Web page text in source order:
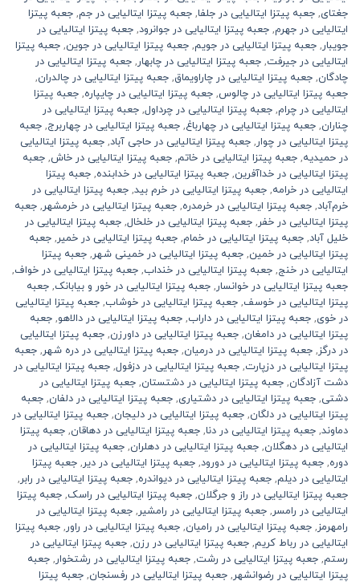
جغتای, جعبه پیتزا ایتالیایی در جلفا, جعبه پیتزا ایتالیایی در جم, جعبه پیتزا
ایتالیایی در جهرم, جعبه پیتزا ایتالیایی در جوانرود, جعبه پیتزا ایتالیایی در
جویبار, جعبه پیتزا ایتالیایی در جویم, جعبه پیتزا ایتالیایی در جوین, جعبه پیتزا
ایتالیایی در جیرفت, جعبه پیتزا ایتالیایی در چابهار, جعبه پیتزا ایتالیایی در
چادگان, جعبه پیتزا ایتالیایی در چاراویماق, جعبه پیتزا ایتالیایی در چالدران,
جعبه پیتزا ایتالیایی در چالوس, جعبه پیتزا ایتالیایی در چایپاره, جعبه پیتزا
ایتالیایی در چرام, جعبه پیتزا ایتالیایی در چرداول, جعبه پیتزا ایتالیایی در
چناران, جعبه پیتزا ایتالیایی در چهارباغ, جعبه پیتزا ایتالیایی در چهاربرج, جعبه
پیتزا ایتالیایی در چوار, جعبه پیتزا ایتالیایی در حاجی آباد, جعبه پیتزا ایتالیایی
در حمیدیه, جعبه پیتزا ایتالیایی در خاتم, جعبه پیتزا ایتالیایی در خاش, جعبه
پیتزا ایتالیایی در خداآفرین, جعبه پیتزا ایتالیایی در خدابنده, جعبه پیتزا
ایتالیایی در خرامه, جعبه پیتزا ایتالیایی در خرم بید, جعبه پیتزا ایتالیایی در
خرم‌آباد, جعبه پیتزا ایتالیایی در خرمدره, جعبه پیتزا ایتالیایی در خرمشهر, جعبه
پیتزا ایتالیایی در خفر, جعبه پیتزا ایتالیایی در خلخال, جعبه پیتزا ایتالیایی در
خلیل آباد, جعبه پیتزا ایتالیایی در خمام, جعبه پیتزا ایتالیایی در خمیر, جعبه
پیتزا ایتالیایی در خمین, جعبه پیتزا ایتالیایی در خمینی شهر, جعبه پیتزا
ایتالیایی در خنج, جعبه پیتزا ایتالیایی در خنداب, جعبه پیتزا ایتالیایی در خواف,
جعبه پیتزا ایتالیایی در خوانسار, جعبه پیتزا ایتالیایی در خور و بیابانک, جعبه
پیتزا ایتالیایی در خوسف, جعبه پیتزا ایتالیایی در خوشاب, جعبه پیتزا ایتالیایی
در خوی, جعبه پیتزا ایتالیایی در داراب, جعبه پیتزا ایتالیایی در دالاهو, جعبه
پیتزا ایتالیایی در دامغان, جعبه پیتزا ایتالیایی در داورزن, جعبه پیتزا ایتالیایی
در درگز, جعبه پیتزا ایتالیایی در درمیان, جعبه پیتزا ایتالیایی در دره شهر, جعبه
پیتزا ایتالیایی در دزپارت, جعبه پیتزا ایتالیایی در دزفول, جعبه پیتزا ایتالیایی در
دشت آزادگان, جعبه پیتزا ایتالیایی در دشتستان, جعبه پیتزا ایتالیایی در
دشتی, جعبه پیتزا ایتالیایی در دشتیاری, جعبه پیتزا ایتالیایی در دلفان, جعبه
پیتزا ایتالیایی در دلگان, جعبه پیتزا ایتالیایی در دلیجان, جعبه پیتزا ایتالیایی در
دماوند, جعبه پیتزا ایتالیایی در دنا, جعبه پیتزا ایتالیایی در دهاقان, جعبه پیتزا
ایتالیایی در دهگلان, جعبه پیتزا ایتالیایی در دهلران, جعبه پیتزا ایتالیایی در
دوره, جعبه پیتزا ایتالیایی در دورود, جعبه پیتزا ایتالیایی در دیر, جعبه پیتزا
ایتالیایی در دیلم, جعبه پیتزا ایتالیایی در دیواندره, جعبه پیتزا ایتالیایی در رابر,
جعبه پیتزا ایتالیایی در راز و جرگلان, جعبه پیتزا ایتالیایی در راسک, جعبه پیتزا
ایتالیایی در رامسر, جعبه پیتزا ایتالیایی در رامشیر, جعبه پیتزا ایتالیایی در
رامهرمز, جعبه پیتزا ایتالیایی در رامیان, جعبه پیتزا ایتالیایی در راور, جعبه پیتزا
ایتالیایی در رباط کریم, جعبه پیتزا ایتالیایی در رزن, جعبه پیتزا ایتالیایی در
رستم, جعبه پیتزا ایتالیایی در رشت, جعبه پیتزا ایتالیایی در رشتخوار, جعبه
پیتزا ایتالیایی در رضوانشهر, جعبه پیتزا ایتالیایی در رفسنجان, جعبه پیتزا